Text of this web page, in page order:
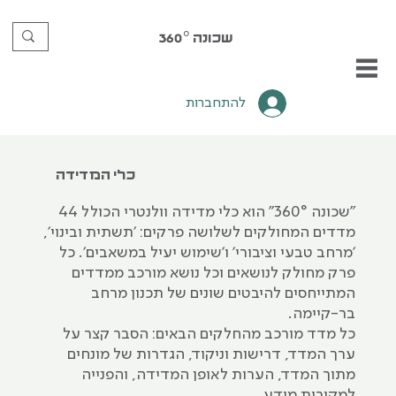
שכונה 360°
להתחברות
כלי המדידה
"שכונה 360°" הוא כלי מדידה וולנטרי הכולל 44
מדדים המחולקים לשלושה פרקים: 'תשתית ובינוי',
'מרחב טבעי וציבורי' ו'שימוש יעיל במשאבים'. כל
פרק מחולק לנושאים וכל נושא מורכב ממדדים
המתייחסים להיבטים שונים של תכנון מרחב
בר-קיימה.
כל מדד מורכב מהחלקים הבאים: הסבר קצר על
ערך המדד, דרישות וניקוד, הגדרות של מונחים
מתוך המדד, הערות לאופן המדידה, והפנייה